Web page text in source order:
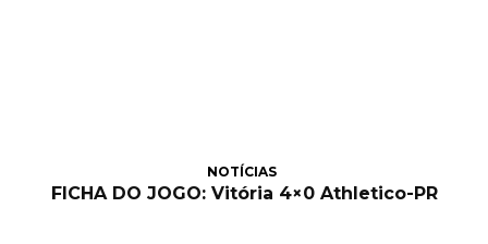
NOTÍCIAS
FICHA DO JOGO: Vitória 4×0 Athletico-PR